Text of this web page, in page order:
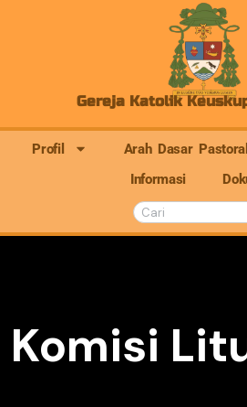
Gereja Katolik
Profil Arah Dasar Pastoral
Informasi
Komisi